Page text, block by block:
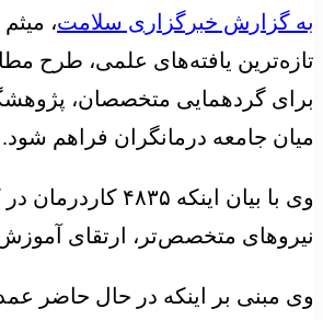
به گزارش خبرگزاری سلامت،
تازه‌ترین یافته‌های علمی، طرح
برای گردهمایی متخصصان،
میان جامعه درمانگران فراهم
وی با بیان
نیروهای متخصص‌تر، ارتقای
وی مبنی بر اینکه در حال حاضر